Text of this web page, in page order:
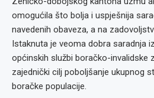
omogućila što bolja i uspješnija
navedenih obaveza, a na
Istaknuta je veoma dobra saradnja
općinskih službi boračko-invalidske
zajednički cilj poboljšanje ukupnog
boračke populacije.